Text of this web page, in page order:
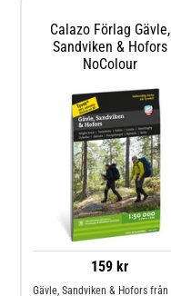
Calazo Förlag Gävle,
Sandviken & Hofors
NoColour
159 kr
Gävle, Sandviken & Hofors från